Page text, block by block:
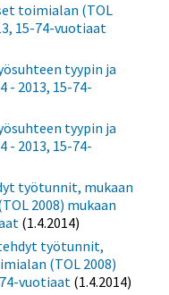
toimialan (TOL
15-74-vuotiaat
tyypin ja
- 2013, 15-74-
tyypin ja
- 2013, 15-74-
työtunnit, mukaan
2008) mukaan
(1.4.2014)
työtunnit,
(TOL 2008)
74-vuotiaat(1.4.2014)